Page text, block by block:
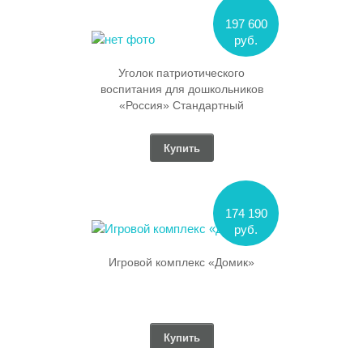
197 600
руб.
Уголок патриотического
воспитания для дошкольников
«Россия» Стандартный
Купить
174 190
руб.
Игровой комплекс «Домик»
Купить